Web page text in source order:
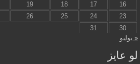
16
17
18
19
23
24
25
26
30
31
« يوليو
لو عايز